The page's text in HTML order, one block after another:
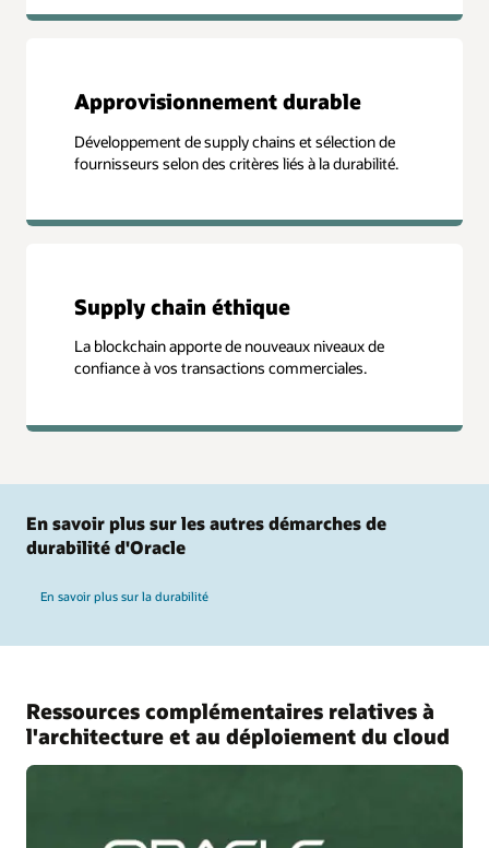
Approvisionnement durable
Développement de supply chains et sélection de
fournisseurs selon des critères liés à la durabilité.
Supply chain éthique
La blockchain apporte de nouveaux niveaux de
confiance à vos transactions commerciales.
En savoir plus sur les autres démarches de
durabilité d'Oracle
En savoir plus sur la durabilité
Ressources complémentaires relatives à
l'architecture et au déploiement du cloud